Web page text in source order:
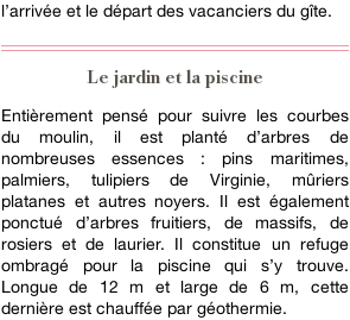
l’arrivée et le départ des vacanciers du gîte.
Le jardin et la piscine
Entièrement pensé pour suivre les courbes
du moulin, il est planté d’arbres de
nombreuses essences : pins maritimes,
palmiers, tulipiers de Virginie, mûriers
platanes et autres noyers. Il est également
ponctué d’arbres fruitiers, de massifs, de
rosiers et de laurier. Il constitue un refuge
ombragé pour la piscine qui s’y trouve.
Longue de 12 m et large de 6 m, cette
dernière est chauffée par géothermie.